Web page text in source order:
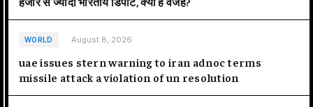
WORLD August 8, 2026
uae issues stern warning to iran adnoc terms
missile attack a violation of un resolution